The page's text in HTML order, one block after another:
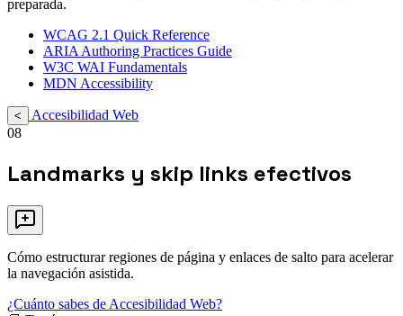
preparada.
WCAG 2.1 Quick Reference
ARIA Authoring Practices Guide
W3C WAI Fundamentals
MDN Accessibility
<
Accesibilidad Web
08
Landmarks y skip links efectivos
Cómo estructurar regiones de página y enlaces de salto para acelerar
la navegación asistida.
¿Cuánto sabes de Accesibilidad Web?